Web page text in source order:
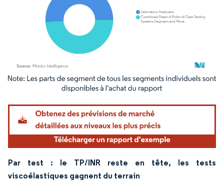
Image © Mordor Intelligence. La réutilisation nécessite une attribution sous CC BY
Par test : le TP/INR reste en tête, les tests
viscoélastiques gagnent du terrain